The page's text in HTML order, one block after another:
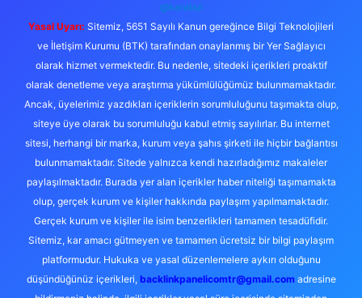
@karabul
Yasal Uyarı: Sitemiz, 5651 Sayılı Kanun gereğince Bilgi Teknolojileri
ve İletişim Kurumu (BTK) tarafından onaylanmış bir Yer Sağlayıcı
olarak hizmet vermektedir. Bu nedenle, sitedeki içerikleri proaktif
olarak denetleme veya araştırma yükümlülüğümüz bulunmamaktadır.
Ancak, üyelerimiz yazdıkları içeriklerin sorumluluğunu taşımakta olup,
siteye üye olarak bu sorumluluğu kabul etmiş sayılırlar. Bu internet
sitesi, herhangi bir marka, kurum veya şahıs şirketi ile hiçbir bağlantısı
bulunmamaktadır. Sitede yalnızca kendi hazırladığımız makaleler
paylaşılmaktadır. Burada yer alan içerikler haber niteliği taşımamakta
olup, gerçek kurum ve kişiler hakkında paylaşım yapılmamaktadır.
Gerçek kurum ve kişiler ile isim benzerlikleri tamamen tesadüfidir.
Sitemiz, kar amacı gütmeyen ve tamamen ücretsiz bir bilgi paylaşım
platformudur. Hukuka ve yasal düzenlemelere aykırı olduğunu
düşündüğünüz içerikleri, backlinkpanelicomtr@gmail.comadresine